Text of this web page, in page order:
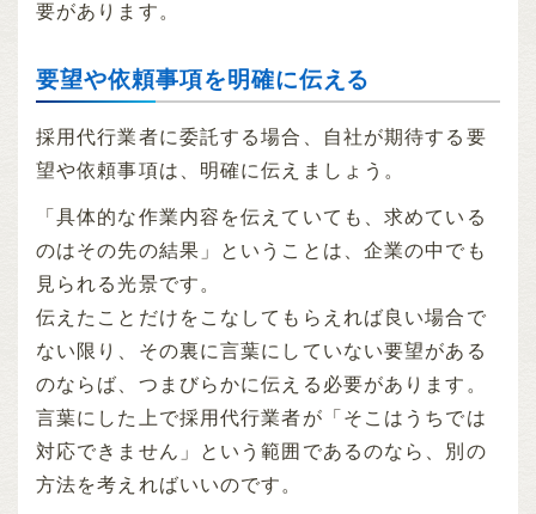
要があります。
要望や依頼事項を明確に伝える
採用代行業者に委託する場合、自社が期待する要
望や依頼事項は、明確に伝えましょう。
「具体的な作業内容を伝えていても、求めている
のはその先の結果」ということは、企業の中でも
見られる光景です。
伝えたことだけをこなしてもらえれば良い場合で
ない限り、その裏に言葉にしていない要望がある
のならば、つまびらかに伝える必要があります。
言葉にした上で採用代行業者が「そこはうちでは
対応できません」という範囲であるのなら、別の
方法を考えればいいのです。